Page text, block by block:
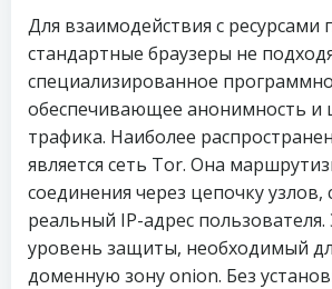
Для взаимодействия с ресурсами
стандартные браузеры не
специализированное
обеспечивающее анонимность и
трафика. Наиболее
является сеть Tor. Она
соединения через цепочку узлов,
реальный IP-адрес
уровень защиты, необходимый
доменную зону onion. Без